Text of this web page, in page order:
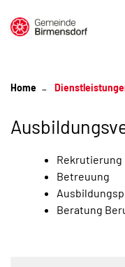
Rekrutierung
Betreuung
Beratung
Zugehörige